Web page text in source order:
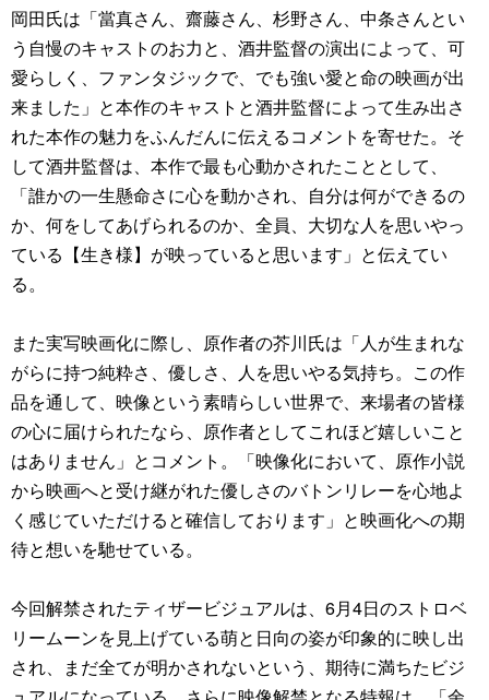
岡田氏は「當真さん、齋藤さん、杉野さん、中条さんとい
う自慢のキャストのお力と、酒井監督の演出によって、可
愛らしく、ファンタジックで、でも強い愛と命の映画が出
来ました」と本作のキャストと酒井監督によって生み出さ
れた本作の魅力をふんだんに伝えるコメントを寄せた。そ
して酒井監督は、本作で最も心動かされたこととして、
「誰かの一生懸命さに心を動かされ、自分は何ができるの
か、何をしてあげられるのか、全員、大切な人を思いやっ
ている【生き様】が映っていると思います」と伝えてい
る。
また実写映画化に際し、原作者の芥川氏は「人が生まれな
がらに持つ純粋さ、優しさ、人を思いやる気持ち。この作
品を通して、映像という素晴らしい世界で、来場者の皆様
の心に届けられたなら、原作者としてこれほど嬉しいこと
はありません」とコメント。「映像化において、原作小説
から映画へと受け継がれた優しさのバトンリレーを心地よ
く感じていただけると確信しております」と映画化への期
待と想いを馳せている。
今回解禁されたティザービジュアルは、6月4日のストロベ
リームーンを見上げている萌と日向の姿が印象的に映し出
され、まだ全てが明かされないという、期待に満ちたビジ